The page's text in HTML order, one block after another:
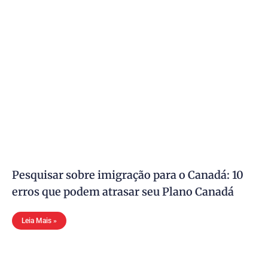
Pesquisar sobre imigração para o Canadá: 10
erros que podem atrasar seu Plano Canadá
Leia Mais »